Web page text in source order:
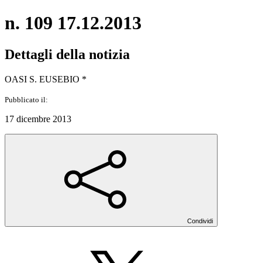
n. 109 17.12.2013
Dettagli della notizia
OASI S. EUSEBIO *
Pubblicato il:
17 dicembre 2013
Condividi